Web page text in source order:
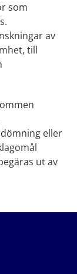
som
av
till
eller
ut av